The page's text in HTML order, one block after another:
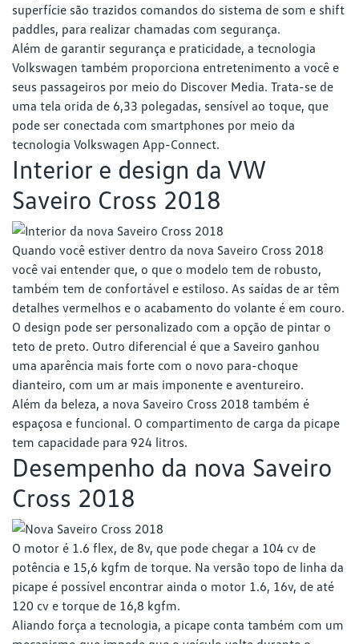
superfície são trazidos comandos do sistema de som e shift
paddles, para realizar chamadas com segurança.
Além de garantir segurança e praticidade, a tecnologia
Volkswagen também proporciona entretenimento a você e
seus passageiros por meio do Discover Media. Trata-se de
uma tela orida de 6,33 polegadas, sensível ao toque, que
pode ser conectada com smartphones por meio da
tecnologia Volkswagen App-Connect.
Interior e design da VW
Saveiro Cross 2018
Quando você estiver dentro da nova Saveiro Cross 2018
você vai entender que, o que o modelo tem de robusto,
também tem de confortável e estiloso. As saídas de ar têm
detalhes vermelhos e o acabamento do volante é em couro.
O design pode ser personalizado com a opção de pintar o
teto de preto. Outro diferencial é que a Saveiro ganhou
uma aparência mais forte com o novo para-choque
dianteiro, com um ar mais imponente e aventureiro.
Além da beleza, a nova Saveiro Cross 2018 também é
espaçosa e funcional. O compartimento de carga da picape
tem capacidade para 924 litros.
Desempenho da nova Saveiro
Cross 2018
O motor é 1.6 flex, de 8v, que pode chegar a 104 cv de
potência e 15,6 kgfm de torque. Na versão topo de linha da
picape é possível encontrar ainda o motor 1.6, 16v, de até
120 cv e torque de 16,8 kgfm.
Aliando força a tecnologia, a picape conta também com um